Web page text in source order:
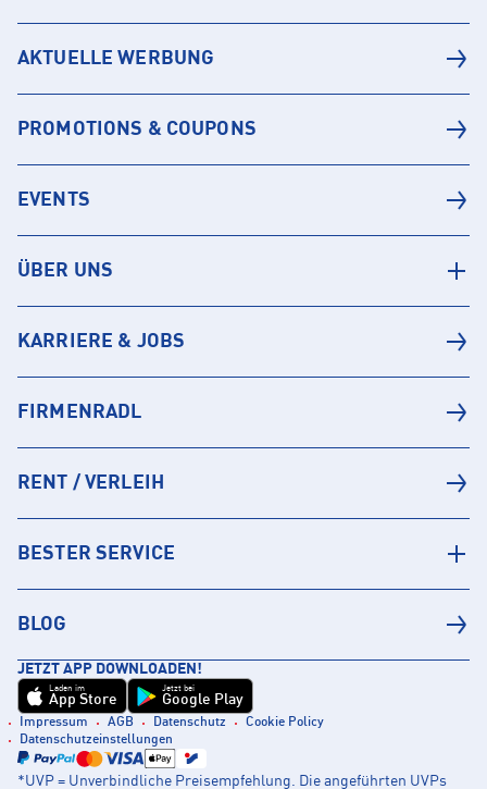
AKTUELLE WERBUNG
PROMOTIONS & COUPONS
EVENTS
ÜBER UNS
KARRIERE & JOBS
FIRMENRADL
RENT / VERLEIH
BESTER SERVICE
BLOG
JETZT APP DOWNLOADEN!
Laden im
App Store
Jetzt bei
Google Play
Impressum AGB Datenschutz
Cookie Policy
Datenschutzeinstellungen
*UVP = Unverbindliche Preisempfehlung. Die angeführten UVPs